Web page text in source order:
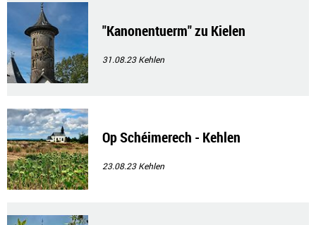
"Kanonentuerm" zu Kielen
31.08.23Kehlen
Op Schéimerech - Kehlen
23.08.23Kehlen